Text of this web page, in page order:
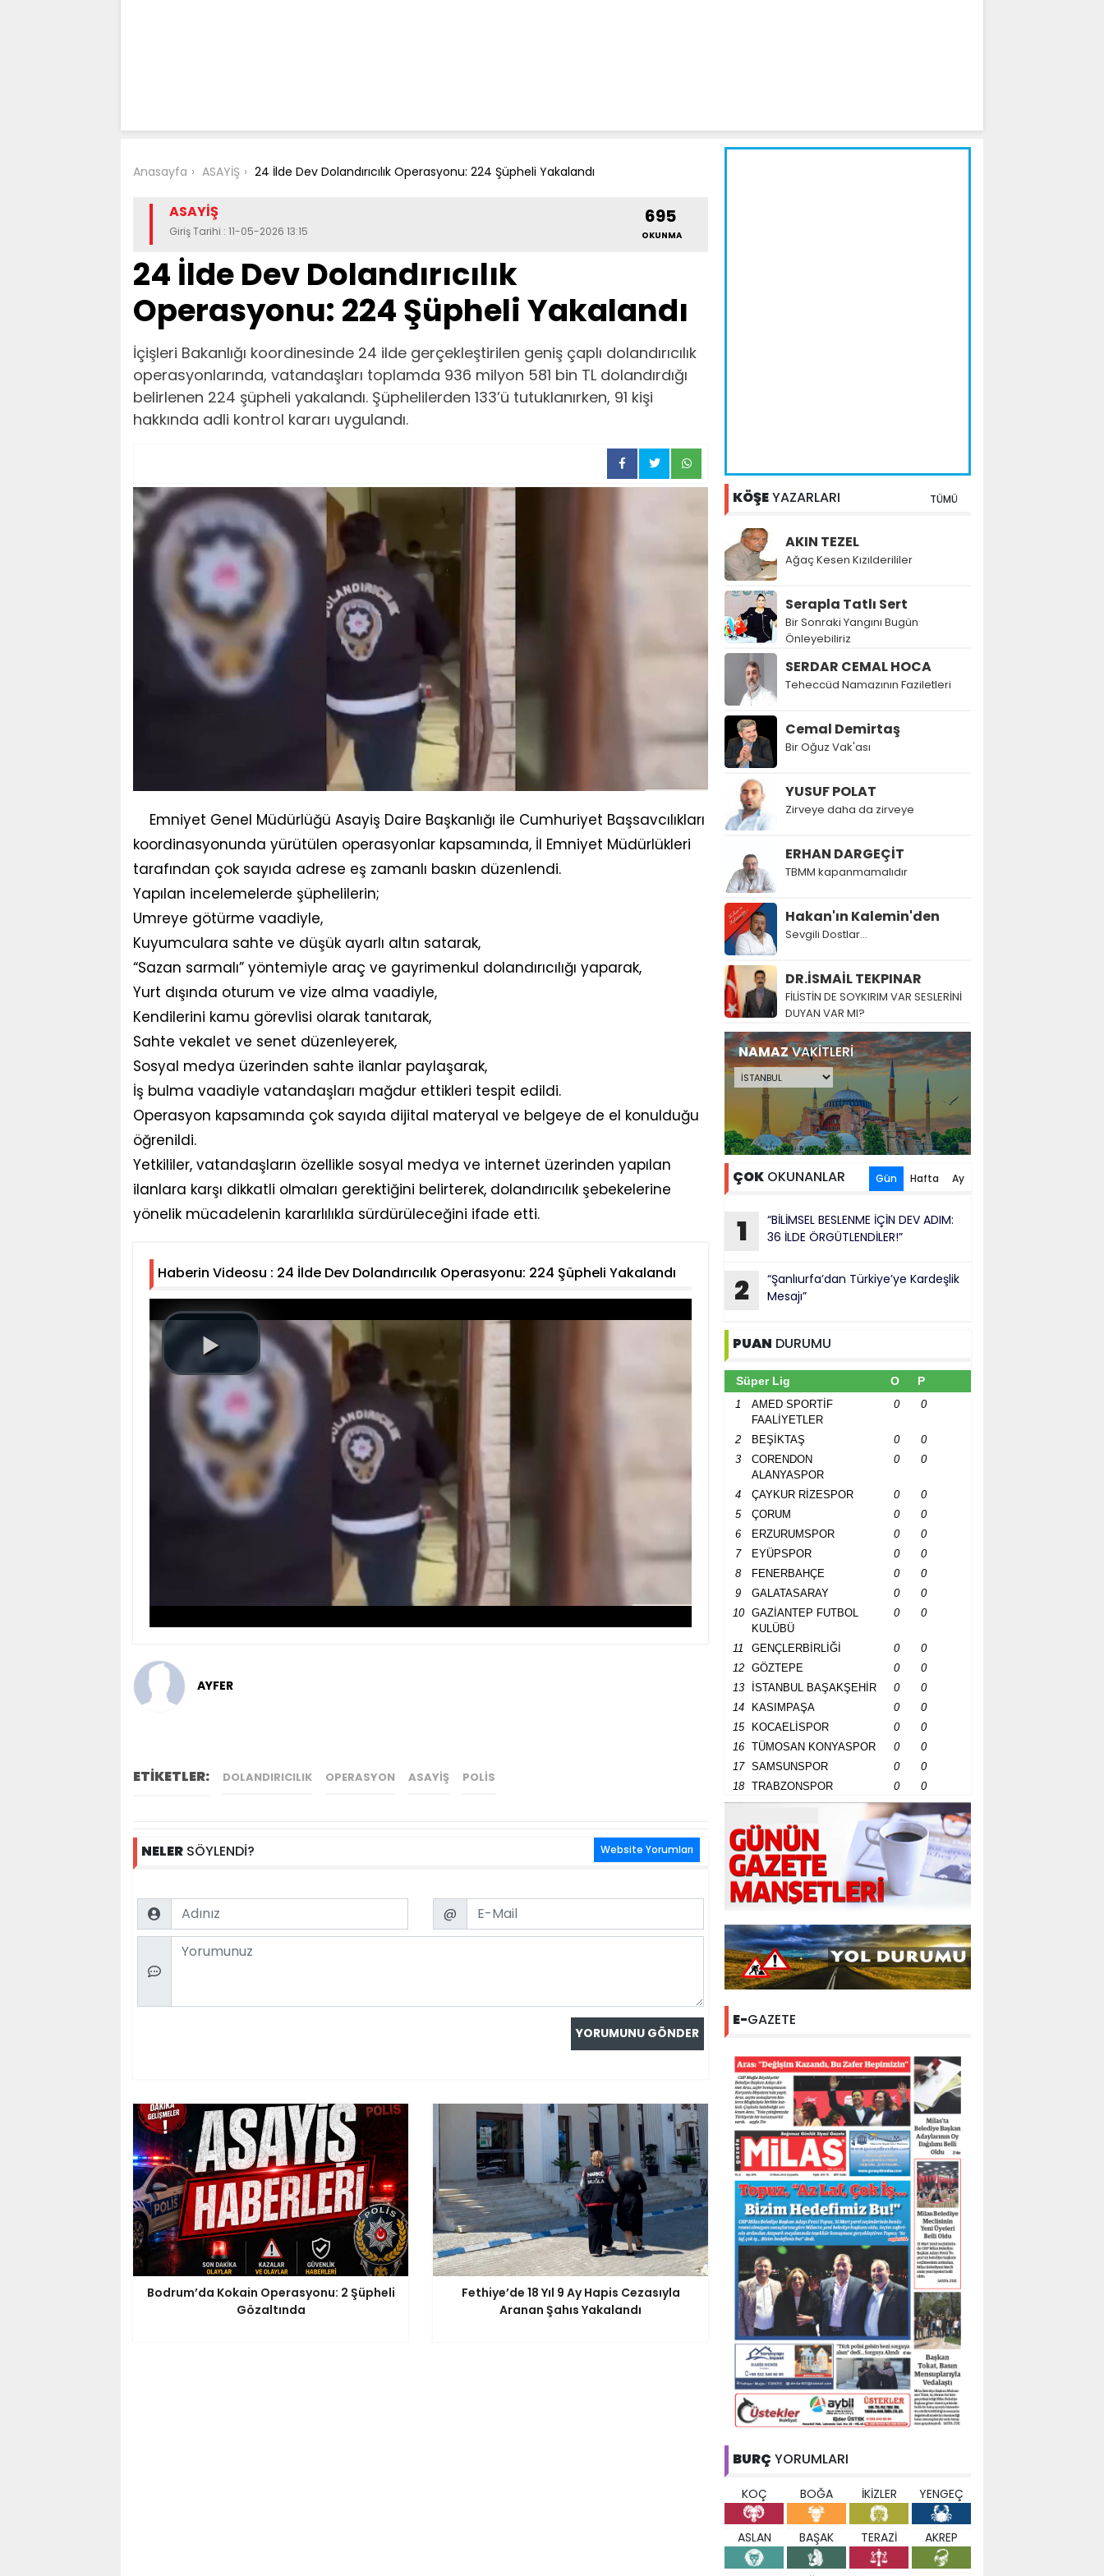
Anasayfa ASAYİŞ 24 İlde Dev Dolandırıcılık Operasyonu: 224 Şüpheli Yakalandı
ASAYİŞ
Giriş Tarihi : 11-05-2026 13:15
695
OKUNMA
24 İlde Dev Dolandırıcılık
Operasyonu: 224 Şüpheli Yakalandı
İçişleri Bakanlığı koordinesinde 24 ilde gerçekleştirilen geniş çaplı dolandırıcılık
operasyonlarında, vatandaşları toplamda 936 milyon 581 bin TL dolandırdığı
belirlenen 224 şüpheli yakalandı. Şüphelilerden 133’ü tutuklanırken, 91 kişi
hakkında adli kontrol kararı uygulandı.
Emniyet Genel Müdürlüğü Asayiş Daire Başkanlığı ile Cumhuriyet Başsavcılıkları
koordinasyonunda yürütülen operasyonlar kapsamında, İl Emniyet Müdürlükleri
tarafından çok sayıda adrese eş zamanlı baskın düzenlendi.
Yapılan incelemelerde şüphelilerin;
Umreye götürme vaadiyle,
Kuyumculara sahte ve düşük ayarlı altın satarak,
“Sazan sarmalı” yöntemiyle araç ve gayrimenkul dolandırıcılığı yaparak,
Yurt dışında oturum ve vize alma vaadiyle,
Kendilerini kamu görevlisi olarak tanıtarak,
Sahte vekalet ve senet düzenleyerek,
Sosyal medya üzerinden sahte ilanlar paylaşarak,
İş bulma vaadiyle vatandaşları mağdur ettikleri tespit edildi.
Operasyon kapsamında çok sayıda dijital materyal ve belgeye de el konulduğu
öğrenildi.
Yetkililer, vatandaşların özellikle sosyal medya ve internet üzerinden yapılan
ilanlara karşı dikkatli olmaları gerektiğini belirterek, dolandırıcılık şebekelerine
yönelik mücadelenin kararlılıkla sürdürüleceğini ifade etti.
Haberin Videosu : 24 İlde Dev Dolandırıcılık Operasyonu: 224 Şüpheli Yakalandı
AYFER
ETİKETLER: DOLANDIRICILIK OPERASYON ASAYİŞ POLİS
NELER SÖYLENDİ? Website Yorumları
Name Email
@
Comment
Bodrum’da Kokain Operasyonu: 2 Şüpheli
Gözaltında
Fethiye’de 18 Yıl 9 Ay Hapis Cezasıyla
Aranan Şahıs Yakalandı
KÖŞEYAZARLARI TÜMÜ
AKIN TEZEL
Ağaç Kesen Kızılderililer
Serapla Tatlı Sert
Bir Sonraki Yangını Bugün
Önleyebiliriz
SERDAR CEMAL HOCA
Teheccüd Namazının Faziletleri
Cemal Demirtaş
Bir Oğuz Vak'ası
YUSUF POLAT
Zirveye daha da zirveye
ERHAN DARGEÇİT
TBMM kapanmamalıdır
Hakan'ın Kalemin'den
Sevgili Dostlar...
DR.İSMAİL TEKPINAR
FİLİSTİN DE SOYKIRIM VAR SESLERİNİ
DUYAN VAR MI?
NAMAZVAKİTLERİ
ÇOK OKUNANLAR Gün Hafta Ay
1
“BİLİMSEL BESLENME İÇİN DEV ADIM:
36 İLDE ÖRGÜTLENDİLER!”
2
“Şanlıurfa’dan Türkiye’ye Kardeşlik
Mesajı”
PUAN DURUMU
Süper Lig O P
1
AMED SPORTİF
FAALİYETLER
0 0
2 BEŞİKTAŞ 0
0
3
CORENDON
ALANYASPOR
0 0
4 ÇAYKUR RİZESPOR 0
0
5
ÇORUM 0
0
6
ERZURUMSPOR 0
0
7
EYÜPSPOR 0
0
8
FENERBAHÇE 0
0
9
GALATASARAY 0
0
10
GAZİANTEP FUTBOL
KULÜBÜ
0 0
11 GENÇLERBİRLİĞİ 0
0
12
GÖZTEPE 0
0
13
İSTANBUL BAŞAKŞEHİR 0
0
14
KASIMPAŞA 0
0
15
KOCAELİSPOR 0
0
16
TÜMOSAN KONYASPOR 0
0
17
SAMSUNSPOR 0
0
18
TRABZONSPOR 0 0
E-GAZETE
BURÇ YORUMLARI
KOÇ BOĞA İKİZLER YENGEÇ
ASLAN BAŞAK TERAZİ AKREP